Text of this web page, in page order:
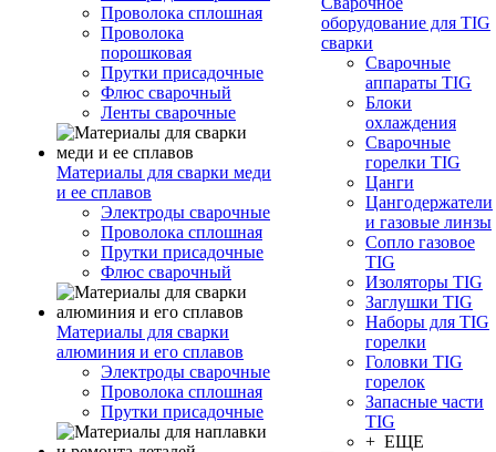
Проволока сплошная
Проволока
порошковая
Прутки присадочные
Флюс сварочный
Ленты сварочные
Материалы для сварки меди
и ее сплавов
Электроды сварочные
Проволока сплошная
Прутки присадочные
Флюс сварочный
Материалы для сварки
алюминия и его сплавов
Электроды сварочные
Проволока сплошная
Прутки присадочные
оборудование для TIG
сварки
Сварочные
аппараты TIG
Блоки
охлаждения
Сварочные
горелки TIG
Цанги
Цангодержатели
и газовые линзы
Сопло газовое
TIG
Изоляторы TIG
Заглушки TIG
Наборы для TIG
горелки
Головки TIG
горелок
Запасные части
TIG
+ ЕЩЕ